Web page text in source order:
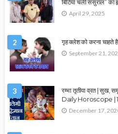
बिटिया चली ससुराल” का
April 29, 2025
2 गृह क्लेश को करना चाहते
September 21,
3
रम्भा तृतीया व्रत | सुख,
Daily Horoscope |
December 17,